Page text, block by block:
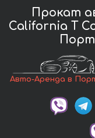
Прокат
California T
Авто-Аренда в